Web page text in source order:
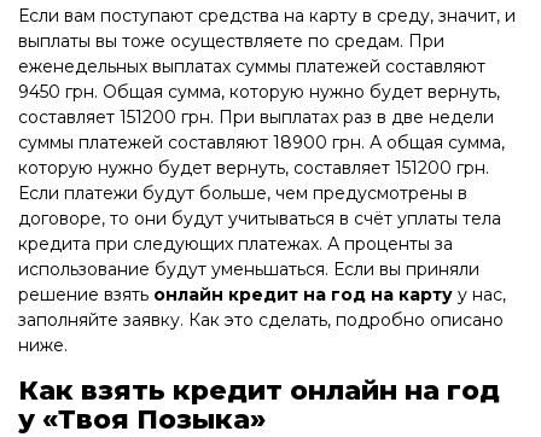
Если вам поступают средства на карту в среду, значит, и
выплаты вы тоже осуществляете по средам. При
еженедельных выплатах суммы платежей составляют
9450 грн. Общая сумма, которую нужно будет вернуть,
составляет 151200 грн. При выплатах раз в две недели
суммы платежей составляют 18900 грн. А общая сумма,
которую нужно будет вернуть, составляет 151200 грн.
Если платежи будут больше, чем предусмотрены в
договоре, то они будут учитываться в счёт уплаты тела
кредита при следующих платежах. А проценты за
использование будут уменьшаться. Если вы приняли
решение взять онлайн кредит на год на карту у нас,
заполняйте заявку. Как это сделать, подробно описано
ниже.
Как взять кредит онлайн на год
у «Твоя Позыка»